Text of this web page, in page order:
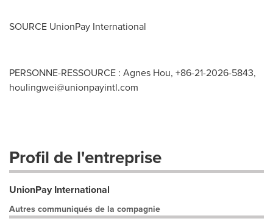
SOURCE UnionPay International
PERSONNE-RESSOURCE : Agnes Hou, +86-21-2026-5843,
houlingwei@unionpayintl.com
Profil de l'entreprise
UnionPay International
Autres communiqués de la compagnie